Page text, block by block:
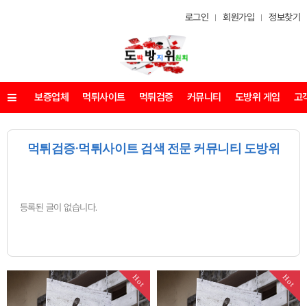
로그인 회원가입 정보찾기
메뉴 보증업체 먹튀사이트 먹튀검증 커뮤니티 도방위 게임 고
먹튀검증·먹튀사이트 검색 전문 커뮤니티 도방위
등록된 글이 없습니다.
Hot Hot